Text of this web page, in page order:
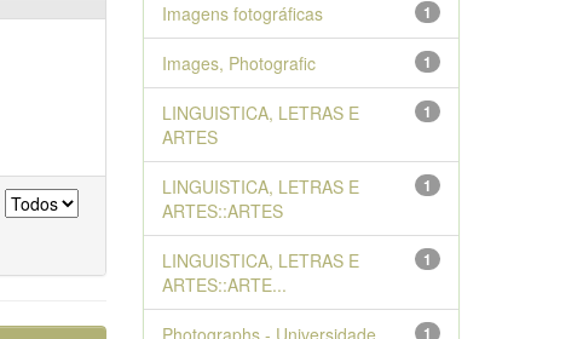
1
Imagens fotográficas
1
Images, Photografic
1
LINGUISTICA, LETRAS E
ARTES
1
LINGUISTICA, LETRAS E
ARTES::ARTES
1
LINGUISTICA, LETRAS E
ARTES::ARTE...
1
Photographs - Universidade